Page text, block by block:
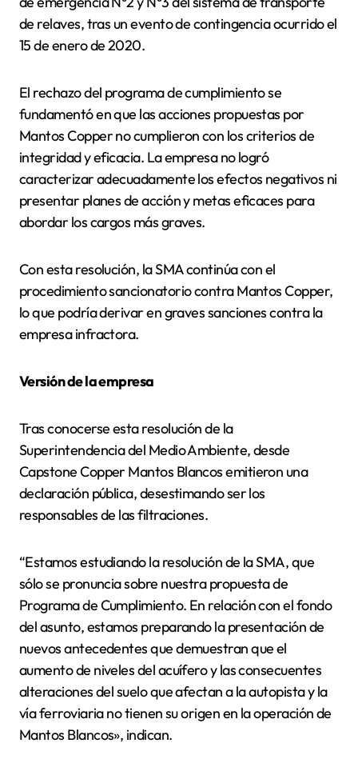
de relaves, tras un evento de contingencia ocurrido el
15 de enero de 2020.
El rechazo del programa de cumplimiento se
fundamentó en que las acciones propuestas por
Mantos Copper no cumplieron con los criterios de
integridad y eficacia. La empresa no logró
caracterizar adecuadamente los efectos negativos ni
presentar planes de acción y metas eficaces para
abordar los cargos más graves.
Con esta resolución, la SMA continúa con el
procedimiento sancionatorio contra Mantos Copper,
lo que podría derivar en graves sanciones contra la
empresa infractora.
Versión de la empresa
Tras conocerse esta resolución de la
Superintendencia del Medio Ambiente, desde
Capstone Copper Mantos Blancos emitieron una
declaración pública, desestimando ser los
responsables de las filtraciones.
“Estamos estudiando la resolución de la SMA, que
sólo se pronuncia sobre nuestra propuesta de
Programa de Cumplimiento. En relación con el fondo
del asunto, estamos preparando la presentación de
nuevos antecedentes que demuestran que el
aumento de niveles del acuífero y las consecuentes
alteraciones del suelo que afectan a la autopista y la
vía ferroviaria no tienen su origen en la operación de
Mantos Blancos», indican.